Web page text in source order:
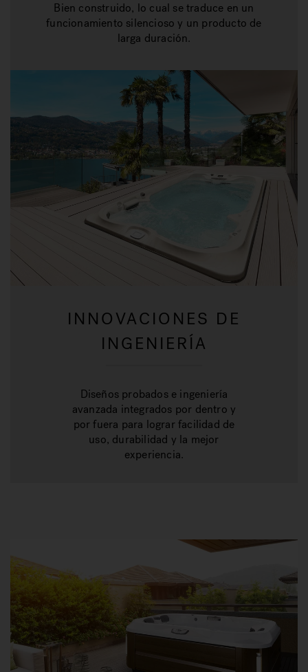
Bien construido, lo cual se traduce en un
funcionamiento silencioso y un producto de
larga duración.
INNOVACIONES DE
INGENIERÍA
Diseños probados e ingeniería
avanzada integrados por dentro y
por fuera para lograr facilidad de
uso, durabilidad y la mejor
experiencia.